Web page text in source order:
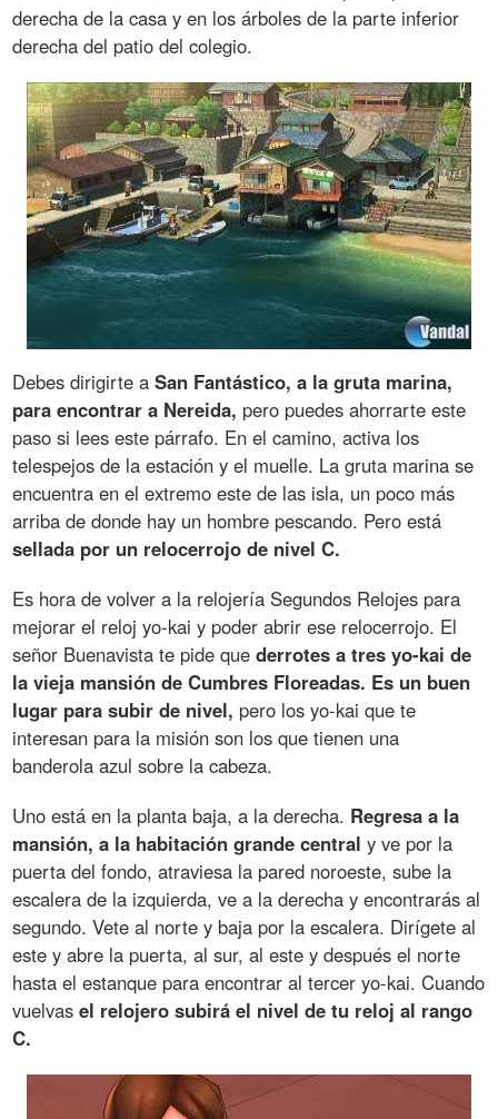
derecha de la casa y en los árboles de la parte inferior
derecha del patio del colegio.
Debes dirigirte aSan Fantástico, a la gruta marina,
para encontrar a Nereida, pero puedes ahorrarte este
paso si lees este párrafo. En el camino, activa los
telespejos de la estación y el muelle. La gruta marina se
encuentra en el extremo este de las isla, un poco más
arriba de donde hay un hombre pescando. Pero está
sellada por un relocerrojo de nivel C.
Es hora de volver a la relojería Segundos Relojes para
mejorar el reloj yo-kai y poder abrir ese relocerrojo. El
señor Buenavista te pide quederrotes a tres yo-kai de
la vieja mansión de Cumbres Floreadas. Es un buen
lugar para subir de nivel, pero los yo-kai que te
interesan para la misión son los que tienen una
banderola azul sobre la cabeza.
Uno está en la planta baja, a la derecha. Regresa a la
mansión, a la habitación grande central y ve por la
puerta del fondo, atraviesa la pared noroeste, sube la
escalera de la izquierda, ve a la derecha y encontrarás al
segundo. Vete al norte y baja por la escalera. Dirígete al
este y abre la puerta, al sur, al este y después el norte
hasta el estanque para encontrar al tercer yo-kai. Cuando
vuelvasel relojero subirá el nivel de tu reloj al rango
C.